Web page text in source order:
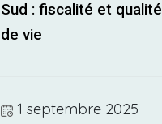
Sud : fiscalité et qualité
de vie
1 septembre 2025